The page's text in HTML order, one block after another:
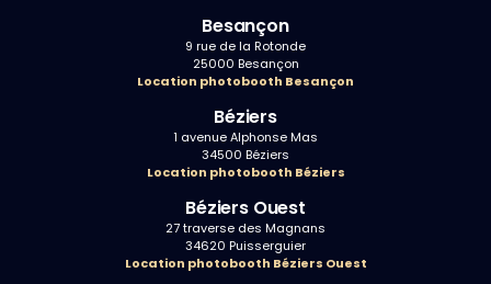
Besançon
9 rue de la Rotonde
25000 Besançon
Location photobooth Besançon
Béziers
1 avenue Alphonse Mas
34500 Béziers
Location photobooth Béziers
Béziers Ouest
27 traverse des Magnans
34620 Puisserguier
Location photobooth Béziers Ouest